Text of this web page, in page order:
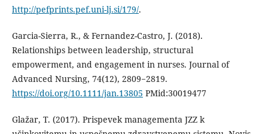
http://pefprints.pef.uni-lj.si/179/.
Garcia-Sierra, R., & Fernandez-Castro, J. (2018).
Relationships between leadership, structural
empowerment, and engagement in nurses. Journal of
Advanced Nursing, 74(12), 2809−2819.
https://doi.org/10.1111/jan.13805 PMid:30019477
Glažar, T. (2017). Prispevek managementa JZZ k